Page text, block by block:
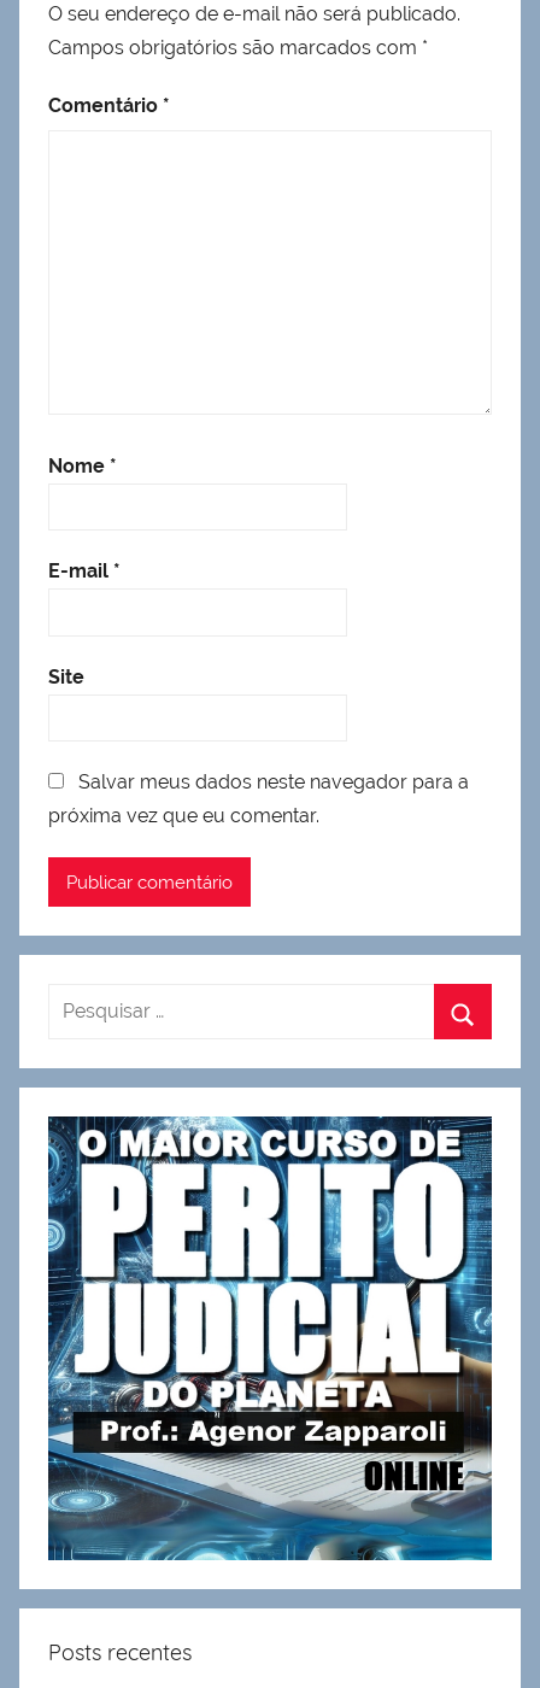
O seu endereço de e-mail não será publicado.
Campos obrigatórios são marcados com *
Comentário *
Nome *
E-mail *
Site
Salvar meus dados neste navegador para a
próxima vez que eu comentar.
Posts recentes